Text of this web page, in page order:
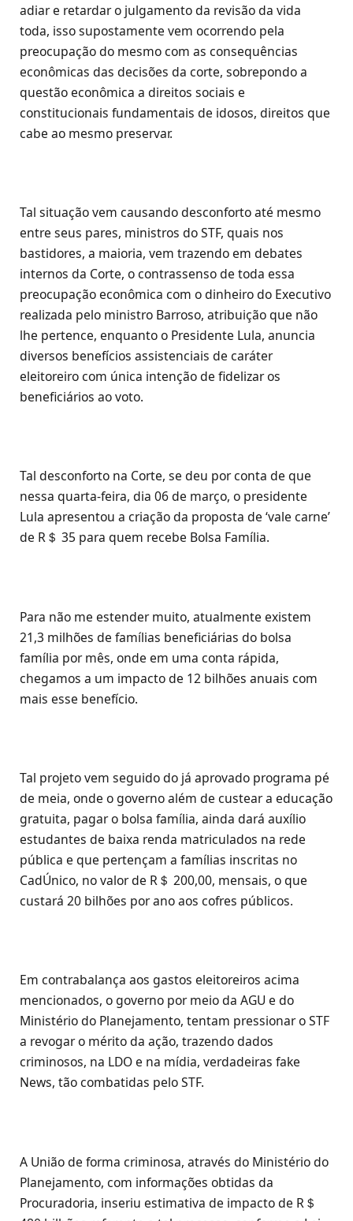
adiar e retardar o julgamento da revisão da vida
toda, isso supostamente vem ocorrendo pela
preocupação do mesmo com as consequências
econômicas das decisões da corte, sobrepondo a
questão econômica a direitos sociais e
constitucionais fundamentais de idosos, direitos que
cabe ao mesmo preservar.
Tal situação vem causando desconforto até mesmo
entre seus pares, ministros do STF, quais nos
bastidores, a maioria, vem trazendo em debates
internos da Corte, o contrassenso de toda essa
preocupação econômica com o dinheiro do Executivo
realizada pelo ministro Barroso, atribuição que não
lhe pertence, enquanto o Presidente Lula, anuncia
diversos benefícios assistenciais de caráter
eleitoreiro com única intenção de fidelizar os
beneficiários ao voto.
Tal desconforto na Corte, se deu por conta de que
nessa quarta-feira, dia 06 de março, o presidente
Lula apresentou a criação da proposta de ‘vale carne’
de R＄ 35 para quem recebe Bolsa Família.
Para não me estender muito, atualmente existem
21,3 milhões de famílias beneficiárias do bolsa
família por mês, onde em uma conta rápida,
chegamos a um impacto de 12 bilhões anuais com
mais esse benefício.
Tal projeto vem seguido do já aprovado programa pé
de meia, onde o governo além de custear a educação
gratuita, pagar o bolsa família, ainda dará auxílio
estudantes de baixa renda matriculados na rede
pública e que pertençam a famílias inscritas no
CadÚnico, no valor de R＄ 200,00, mensais, o que
custará 20 bilhões por ano aos cofres públicos.
Em contrabalança aos gastos eleitoreiros acima
mencionados, o governo por meio da AGU e do
Ministério do Planejamento, tentam pressionar o STF
a revogar o mérito da ação, trazendo dados
criminosos, na LDO e na mídia, verdadeiras fake
News, tão combatidas pelo STF.
A União de forma criminosa, através do Ministério do
Planejamento, com informações obtidas da
Procuradoria, inseriu estimativa de impacto de R＄